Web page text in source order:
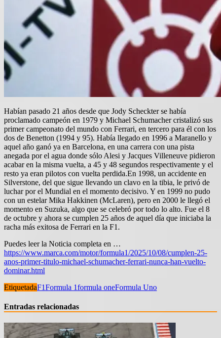
Habían pasado 21 años desde que Jody Scheckter se había
proclamado campeón en 1979 y Michael Schumacher cristalizó sus
primer campeonato del mundo con Ferrari, en tercero para él con los
dos de Benetton (1994 y 95). Había llegado en 1996 a Maranello y
aquel año ganó ya en Barcelona, en una carrera con una pista
anegada por el agua donde sólo Alesi y Jacques Villeneuve pidieron
acabar en la misma vuelta, a 45 y 48 segundos respectivamente y el
resto ya eran pilotos con vuelta perdida.En 1998, un accidente en
Silverstone, del que sigue llevando un clavo en la tibia, le privó de
luchar por el Mundial en el momento decisivo. Y en 1999 no pudo
con un estelar Mika Hakkinen (McLaren), pero en 2000 le llegó el
momento en Suzuka, algo que se celebró por todo lo alto. Fue el 8
de octubre y ahora se cumplen 25 años de aquel día que iniciaba la
racha más exitosa de Ferrari en la F1.
Puedes leer la Noticia completa en …
https://www.marca.com/motor/formula1/2025/10/08/cumplen-25-
anos-primer-titulo-michael-schumacher-ferrari-nunca-han-vuelto-
dominar.html
EtiquetadaF1Formula 1formula oneFormula Uno
Entradas relacionadas